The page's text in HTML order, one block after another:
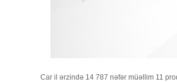
Car il ərzində 14 787 nəfər müəllim 11